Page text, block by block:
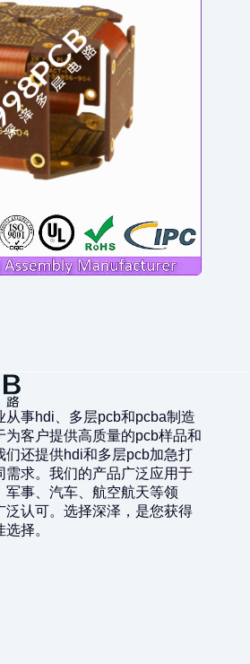
从事hdi、多层pcb和pcba制造
为客户提供高质量的pcb样品和
们还提供hdi和多层pcb加急打
需求。我们的产品广泛应用于
事、汽车、航空航天等领
泛认可。选择深泽，是您获得
择。